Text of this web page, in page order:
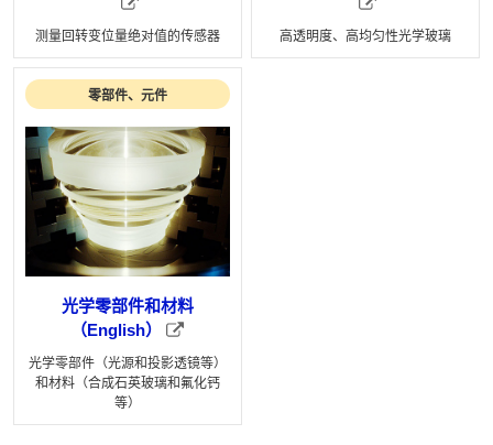
测量回转变位量绝对值的传感器 高透明度、高均匀性光学玻璃
零部件、元件
光学零部件和材料
（English）
光学零部件（光源和投影透镜等）
和材料（合成石英玻璃和氟化钙
等）